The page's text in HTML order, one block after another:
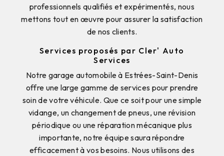
professionnels qualifiés et expérimentés, nous
mettons tout en œuvre pour assurer la satisfaction
de nos clients.
Services proposés par Cler' Auto
Services
Notre garage automobile à Estrées-Saint-Denis
offre une large gamme de services pour prendre
soin de votre véhicule. Que ce soit pour une simple
vidange, un changement de pneus, une révision
périodique ou une réparation mécanique plus
importante, notre équipe saura répondre
efficacement à vos besoins. Nous utilisons des